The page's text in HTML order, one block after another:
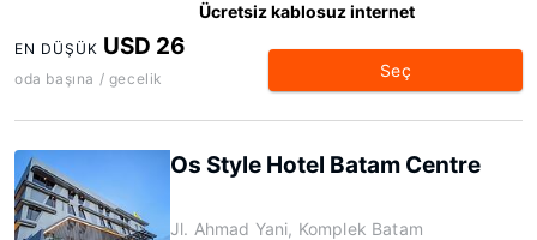
Ücretsiz kablosuz internet
EN DÜŞÜK USD 26
oda başına / gecelik Seç
Os Style Hotel Batam Centre
Jl. Ahmad Yani, Komplek Batam